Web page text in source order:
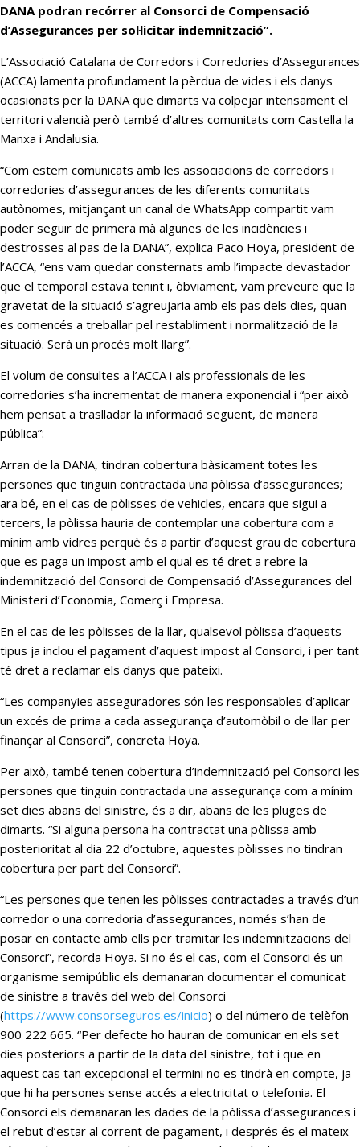
DANA podran recórrer al Consorci de Compensació
d’Assegurances per sol·licitar indemnització”.
L’Associació Catalana de Corredors i Corredories d’Assegurances
(ACCA) lamenta profundament la pèrdua de vides i els danys
ocasionats per la DANA que dimarts va colpejar intensament el
territori valencià però també d’altres comunitats com Castella la
Manxa i Andalusia.
“Com estem comunicats amb les associacions de corredors i
corredories d’assegurances de les diferents comunitats
autònomes, mitjançant un canal de WhatsApp compartit vam
poder seguir de primera mà algunes de les incidències i
destrosses al pas de la DANA”, explica Paco Hoya, president de
l’ACCA, “ens vam quedar consternats amb l’impacte devastador
que el temporal estava tenint i, òbviament, vam preveure que la
gravetat de la situació s’agreujaria amb els pas dels dies, quan
es comencés a treballar pel restabliment i normalització de la
situació. Serà un procés molt llarg”.
El volum de consultes a l’ACCA i als professionals de les
corredories s’ha incrementat de manera exponencial i “per això
hem pensat a traslladar la informació següent, de manera
pública”:
Arran de la DANA, tindran cobertura bàsicament totes les
persones que tinguin contractada una pòlissa d’assegurances;
ara bé, en el cas de pòlisses de vehicles, encara que sigui a
tercers, la pòlissa hauria de contemplar una cobertura com a
mínim amb vidres perquè és a partir d’aquest grau de cobertura
que es paga un impost amb el qual es té dret a rebre la
indemnització del Consorci de Compensació d’Assegurances del
Ministeri d’Economia, Comerç i Empresa.
En el cas de les pòlisses de la llar, qualsevol pòlissa d’aquests
tipus ja inclou el pagament d’aquest impost al Consorci, i per tant
té dret a reclamar els danys que pateixi.
“Les companyies asseguradores són les responsables d’aplicar
un excés de prima a cada assegurança d’automòbil o de llar per
finançar al Consorci”, concreta Hoya.
Per això, també tenen cobertura d’indemnització pel Consorci les
persones que tinguin contractada una assegurança com a mínim
set dies abans del sinistre, és a dir, abans de les pluges de
dimarts. “Si alguna persona ha contractat una pòlissa amb
posterioritat al dia 22 d’octubre, aquestes pòlisses no tindran
cobertura per part del Consorci”.
“Les persones que tenen les pòlisses contractades a través d’un
corredor o una corredoria d’assegurances, només s’han de
posar en contacte amb ells per tramitar les indemnitzacions del
Consorci”, recorda Hoya. Si no és el cas, com el Consorci és un
organisme semipúblic els demanaran documentar el comunicat
de sinistre a través del web del Consorci
(https://www.consorseguros.es/inicio) o del número de telèfon
900 222 665. “Per defecte ho hauran de comunicar en els set
dies posteriors a partir de la data del sinistre, tot i que en
aquest cas tan excepcional el termini no es tindrà en compte, ja
que hi ha persones sense accés a electricitat o telefonia. El
Consorci els demanaran les dades de la pòlissa d’assegurances i
el rebut d’estar al corrent de pagament, i després és el mateix